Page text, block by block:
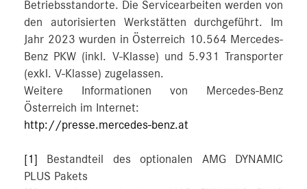
Betriebsstandorte. Die Servicearbeiten werden von
den autorisierten Werkstätten durchgeführt. Im
Jahr 2023 wurden in Österreich 10.564 Mercedes-
Benz PKW (inkl. V-Klasse) und 5.931 Transporter
(exkl. V-Klasse) zugelassen.
Weitere Informationen von Mercedes-Benz
Österreich im Internet:
http://presse.mercedes-benz.at
[1]
Bestandteil des optionalen AMG DYNAMIC
PLUS Pakets